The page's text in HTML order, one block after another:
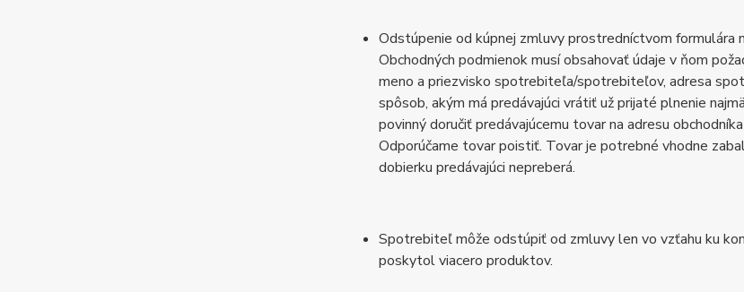
Odstúpenie od kúpnej zmluvy prostredníctvom
Obchodných podmienok musí obsahovať údaje v ňom
meno a priezvisko spotrebiteľa/spotrebiteľov, adresa
spôsob, akým má predávajúci vrátiť už prijaté plnenie
povinný doručiť predávajúcemu tovar na adresu
Odporúčame tovar poistiť. Tovar je potrebné vhodne
dobierku predávajúci nepreberá.
Spotrebiteľ môže odstúpiť od zmluvy len vo vzťahu ku
poskytol viacero produktov.